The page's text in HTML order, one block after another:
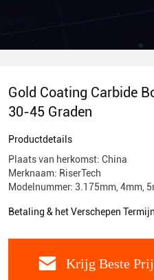
Gold Coating Carbide
30-45 Graden
Productdetails
Plaats van herkomst: China
Merknaam: RiserTech
Modelnummer: 3.175mm, 4mm,
Betaling & het Verschepen
Krijg Beste